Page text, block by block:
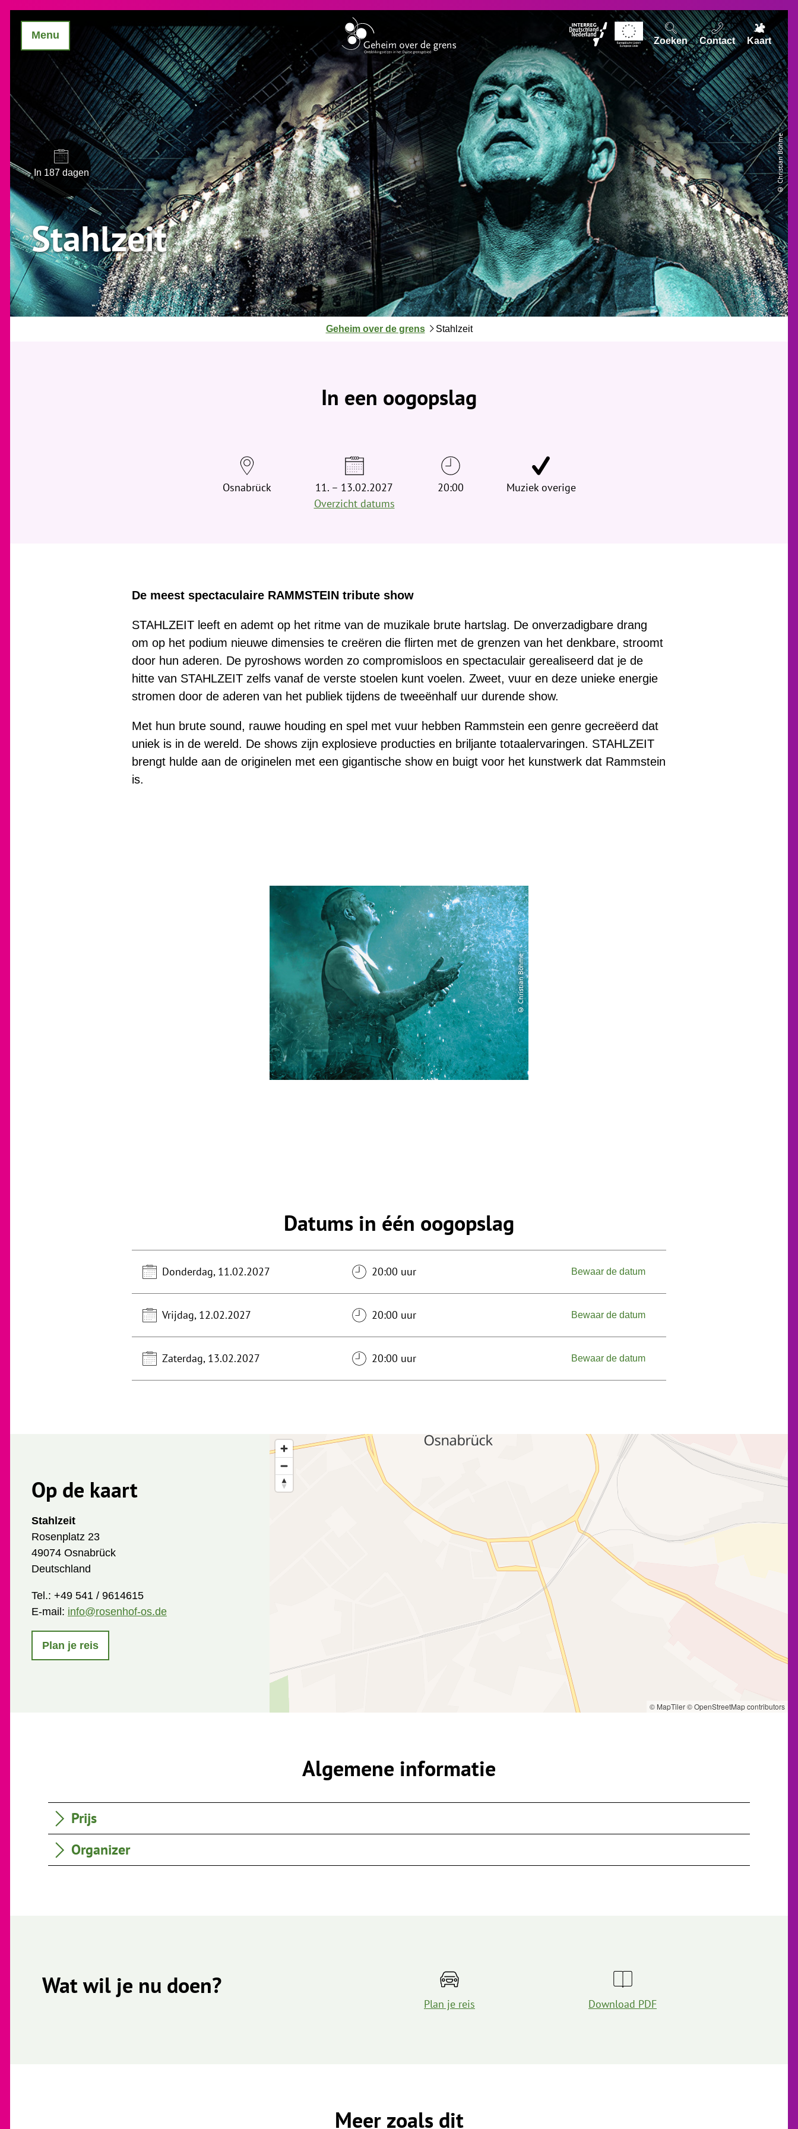
Zoeken Contact Kaart
Menu
© Christian Böhme
In 187 dagen
Stahlzeit
J
i
Geheim over de grens Stahlzeit
In een oogopslag
Osnabrück
11. – 13.02.2027
Overzicht datums
20:00 Muziek overige
De meest spectaculaire RAMMSTEIN tribute show
STAHLZEIT leeft en ademt op het ritme van de muzikale brute hartslag. De onverzadigbare drang
om op het podium nieuwe dimensies te creëren die flirten met de grenzen van het denkbare, stroomt
door hun aderen. De pyroshows worden zo compromisloos en spectaculair gerealiseerd dat je de
hitte van STAHLZEIT zelfs vanaf de verste stoelen kunt voelen. Zweet, vuur en deze unieke energie
stromen door de aderen van het publiek tijdens de tweeënhalf uur durende show.
Met hun brute sound, rauwe houding en spel met vuur hebben Rammstein een genre gecreëerd dat
uniek is in de wereld. De shows zijn explosieve producties en briljante totaalervaringen. STAHLZEIT
brengt hulde aan de originelen met een gigantische show en buigt voor het kunstwerk dat Rammstein
is.
© Christian Böhme
Datums in één oogopslag
Donderdag, 11.02.2027 20:00 uur Bewaar de datum
Vrijdag, 12.02.2027 20:00 uur Bewaar de datum
Zaterdag, 13.02.2027 20:00 uur Bewaar de datum
Op de kaart
Stahlzeit
Rosenplatz 23
49074 Osnabrück
Deutschland
Tel.: +49 541 / 9614615
E-mail: info@rosenhof-os.de
Plan je reis
© MapTiler© OpenStreetMap contributors
Algemene informatie
Prijs
Organizer
Wat wil je nu doen?
Plan je reis Download PDF
Meer zoals dit